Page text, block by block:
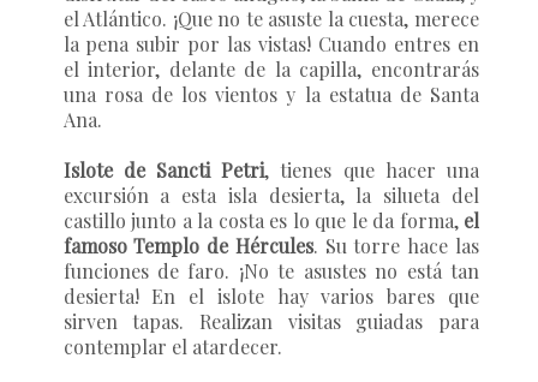
el Atlántico. ¡Que no te asuste la cuesta, merece
la pena subir por las vistas! Cuando entres en
el interior, delante de la capilla, encontrarás
una rosa de los vientos y la estatua de Santa
Ana.
Islote de Sancti Petri, tienes que hacer una
excursión a esta isla desierta, la silueta del
castillo junto a la costa es lo que le da forma, el
famoso Templo de Hércules. Su torre hace las
funciones de faro. ¡No te asustes no está tan
desierta! En el islote hay varios bares que
sirven tapas. Realizan visitas guiadas para
contemplar el atardecer.